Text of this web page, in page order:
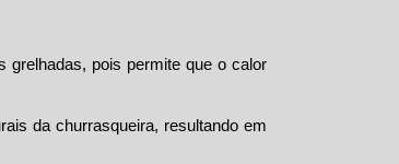
pois permite que o calor
da churrasqueira, resultando em